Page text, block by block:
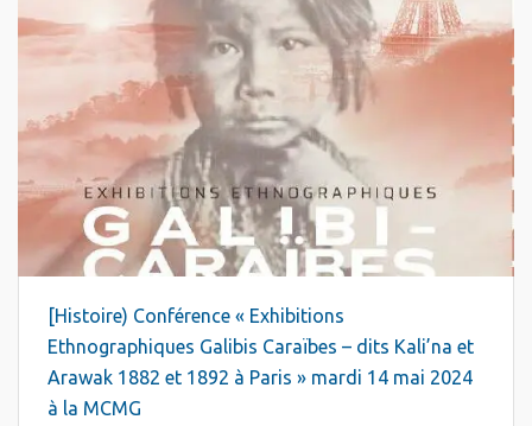
[Histoire) Conférence « Exhibitions
Ethnographiques Galibis Caraïbes – dits Kali’na et
Arawak 1882 et 1892 à Paris » mardi 14 mai 2024
à la MCMG